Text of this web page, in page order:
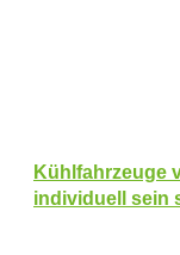
Kühlfahrzeuge
individuell sein